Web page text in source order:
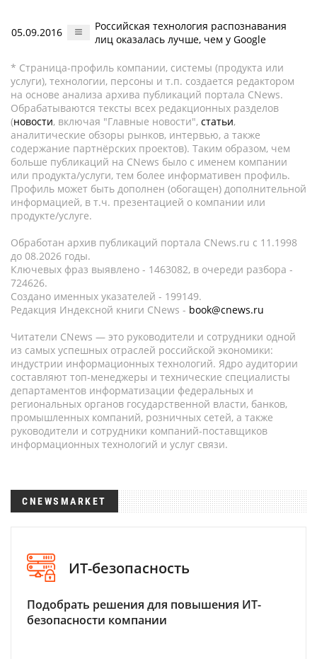
05.09.2016
Российская технология распознавания
лиц оказалась лучше, чем у Google
* Страница-профиль компании, системы (продукта или
услуги), технологии, персоны и т.п. создается редактором
на основе анализа архива публикаций портала CNews.
Обрабатываются тексты всех редакционных разделов
(новости, включая "Главные новости", статьи,
аналитические обзоры рынков, интервью, а также
содержание партнёрских проектов). Таким образом, чем
больше публикаций на CNews было с именем компании
или продукта/услуги, тем более информативен профиль.
Профиль может быть дополнен (обогащен) дополнительной
информацией, в т.ч. презентацией о компании или
продукте/услуге.
Обработан архив публикаций портала CNews.ru c 11.1998
до 08.2026 годы.
Ключевых фраз выявлено - 1463082, в очереди разбора -
724626.
Создано именных указателей - 199149.
Редакция Индексной книги CNews - book@cnews.ru
Читатели CNews — это руководители и сотрудники одной
из самых успешных отраслей российской экономики:
индустрии информационных технологий. Ядро аудитории
составляют топ-менеджеры и технические специалисты
департаментов информатизации федеральных и
региональных органов государственной власти, банков,
промышленных компаний, розничных сетей, а также
руководители и сотрудники компаний-поставщиков
информационных технологий и услуг связи.
CNEWSMARKET
ИТ-безопасность
Подобрать решения для повышения ИТ-
безопасности компании